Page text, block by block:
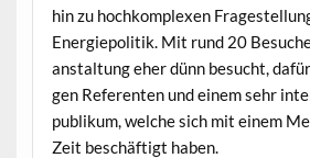
hin zu hochkom­plex­en
Energiepoli­tik. Mit rund 20
anstal­tung eher dünn besucht,
gen Ref­er­enten und einem sehr
pub­likum, welche sich mit einem
Zeit beschäftigt haben.